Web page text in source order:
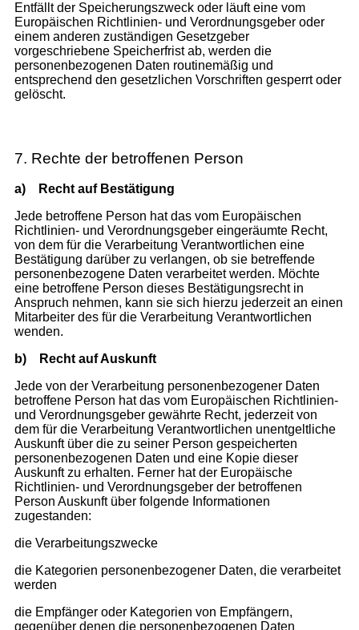
Entfällt der Speicherungszweck oder läuft eine vom
Europäischen Richtlinien- und Verordnungsgeber oder
einem anderen zuständigen Gesetzgeber
vorgeschriebene Speicherfrist ab, werden die
personenbezogenen Daten routinemäßig und
entsprechend den gesetzlichen Vorschriften gesperrt oder
gelöscht.
7. Rechte der betroffenen Person
a)
Recht auf Bestätigung
Jede betroffene Person hat das vom Europäischen
Richtlinien- und Verordnungsgeber eingeräumte Recht,
von dem für die Verarbeitung Verantwortlichen eine
Bestätigung darüber zu verlangen, ob sie betreffende
personenbezogene Daten verarbeitet werden. Möchte
eine betroffene Person dieses Bestätigungsrecht in
Anspruch nehmen, kann sie sich hierzu jederzeit an einen
Mitarbeiter des für die Verarbeitung Verantwortlichen
wenden.
b)
Recht auf Auskunft
Jede von der Verarbeitung personenbezogener Daten
betroffene Person hat das vom Europäischen Richtlinien-
und Verordnungsgeber gewährte Recht, jederzeit von
dem für die Verarbeitung Verantwortlichen unentgeltliche
Auskunft über die zu seiner Person gespeicherten
personenbezogenen Daten und eine Kopie dieser
Auskunft zu erhalten. Ferner hat der Europäische
Richtlinien- und Verordnungsgeber der betroffenen
Person Auskunft über folgende Informationen
zugestanden:
die Verarbeitungszwecke
die Kategorien personenbezogener Daten, die verarbeitet
werden
die Empfänger oder Kategorien von Empfängern,
gegenüber denen die personenbezogenen Daten